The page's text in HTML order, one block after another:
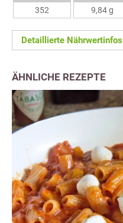
352
9,84 g
Detaillierte Nährwertinfos
ÄHNLICHE REZEPTE